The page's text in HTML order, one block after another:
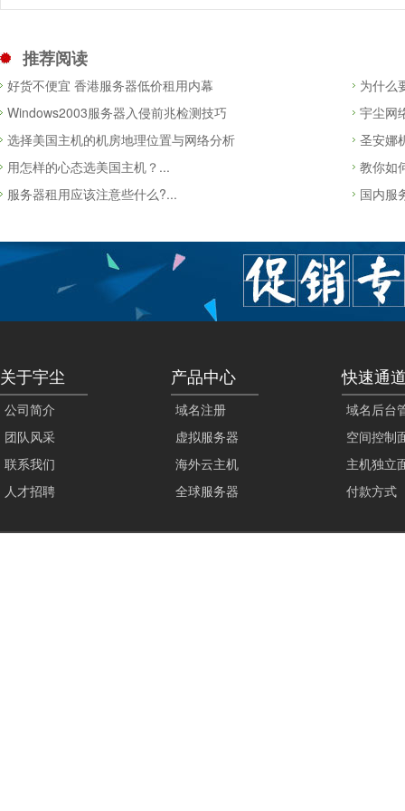
推荐阅读
好货不便宜 香港服务器低价租用内幕
Windows2003服务器入侵前兆检测技巧
选择美国主机的机房地理位置与网络分析
用怎样的心态选美国主机？...
服务器租用应该注意些什么?...
为什么
宇尘网
圣安娜
教你如
国内服
关于宇尘
公司简介
团队风采
联系我们
人才招聘
产品中心
域名注册
虚拟服务器
海外云主机
全球服务器
快速通
域名后台
空间控制
主机独立
付款方式